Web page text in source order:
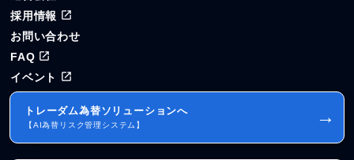
採用情報
お問い合わせ
FAQ
イベント
トレーダム為替ソリューションへ
【AI為替リスク管理システム】 →